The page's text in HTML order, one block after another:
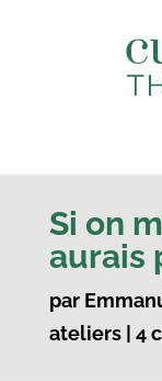
Si on
aurais
par
ateliers| 4